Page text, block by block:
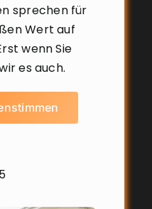
sprechen für
Wert auf
wenn Sie
es auch.
5